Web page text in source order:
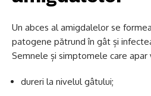
Un abces al amigdalelor se
patogene pătrund în gât și
Semnele și simptomele care apar
dureri la nivelul gâtului;